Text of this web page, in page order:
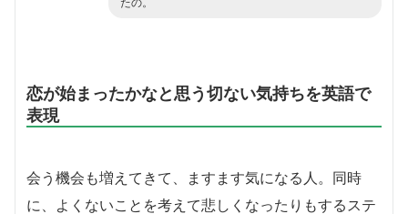
たの。
恋が始まったかなと思う切ない気持ちを英語で
表現
会う機会も増えてきて、ますます気になる人。同時
に、よくないことを考えて悲しくなったりもするステ